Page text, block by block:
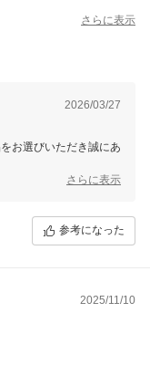
さらに表示
2026/03/27
お選びいただき誠にあ
スをスタッフ一同努め
さらに表示
参考になった
2025/11/10